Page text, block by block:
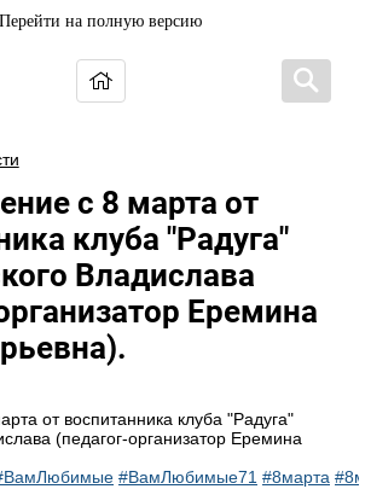
Перейти на полную версию
с 8 марта от
клуба "Радуга"
Владислава
Еремина
от воспитанника клуба "Радуга"
(педагог-организатор Еремина
#ВамЛюбимые71 #8марта